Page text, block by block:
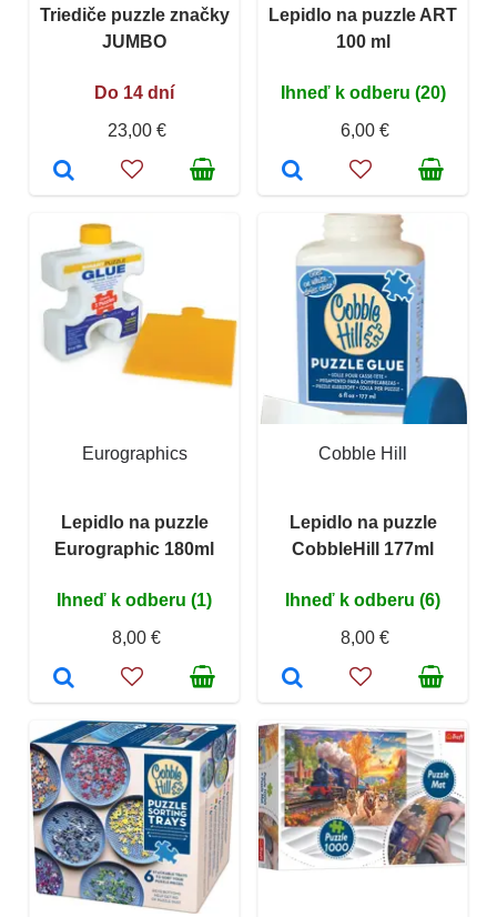
Triediče puzzle značky
JUMBO
Do 14 dní
23,00 €
Lepidlo na puzzle ART
100 ml
Ihneď k odberu (20)
6,00 €
Eurographics
Lepidlo na puzzle
Eurographic 180ml
Ihneď k odberu (1)
8,00 €
Cobble Hill
Lepidlo na puzzle
CobbleHill 177ml
Ihneď k odberu (6)
8,00 €